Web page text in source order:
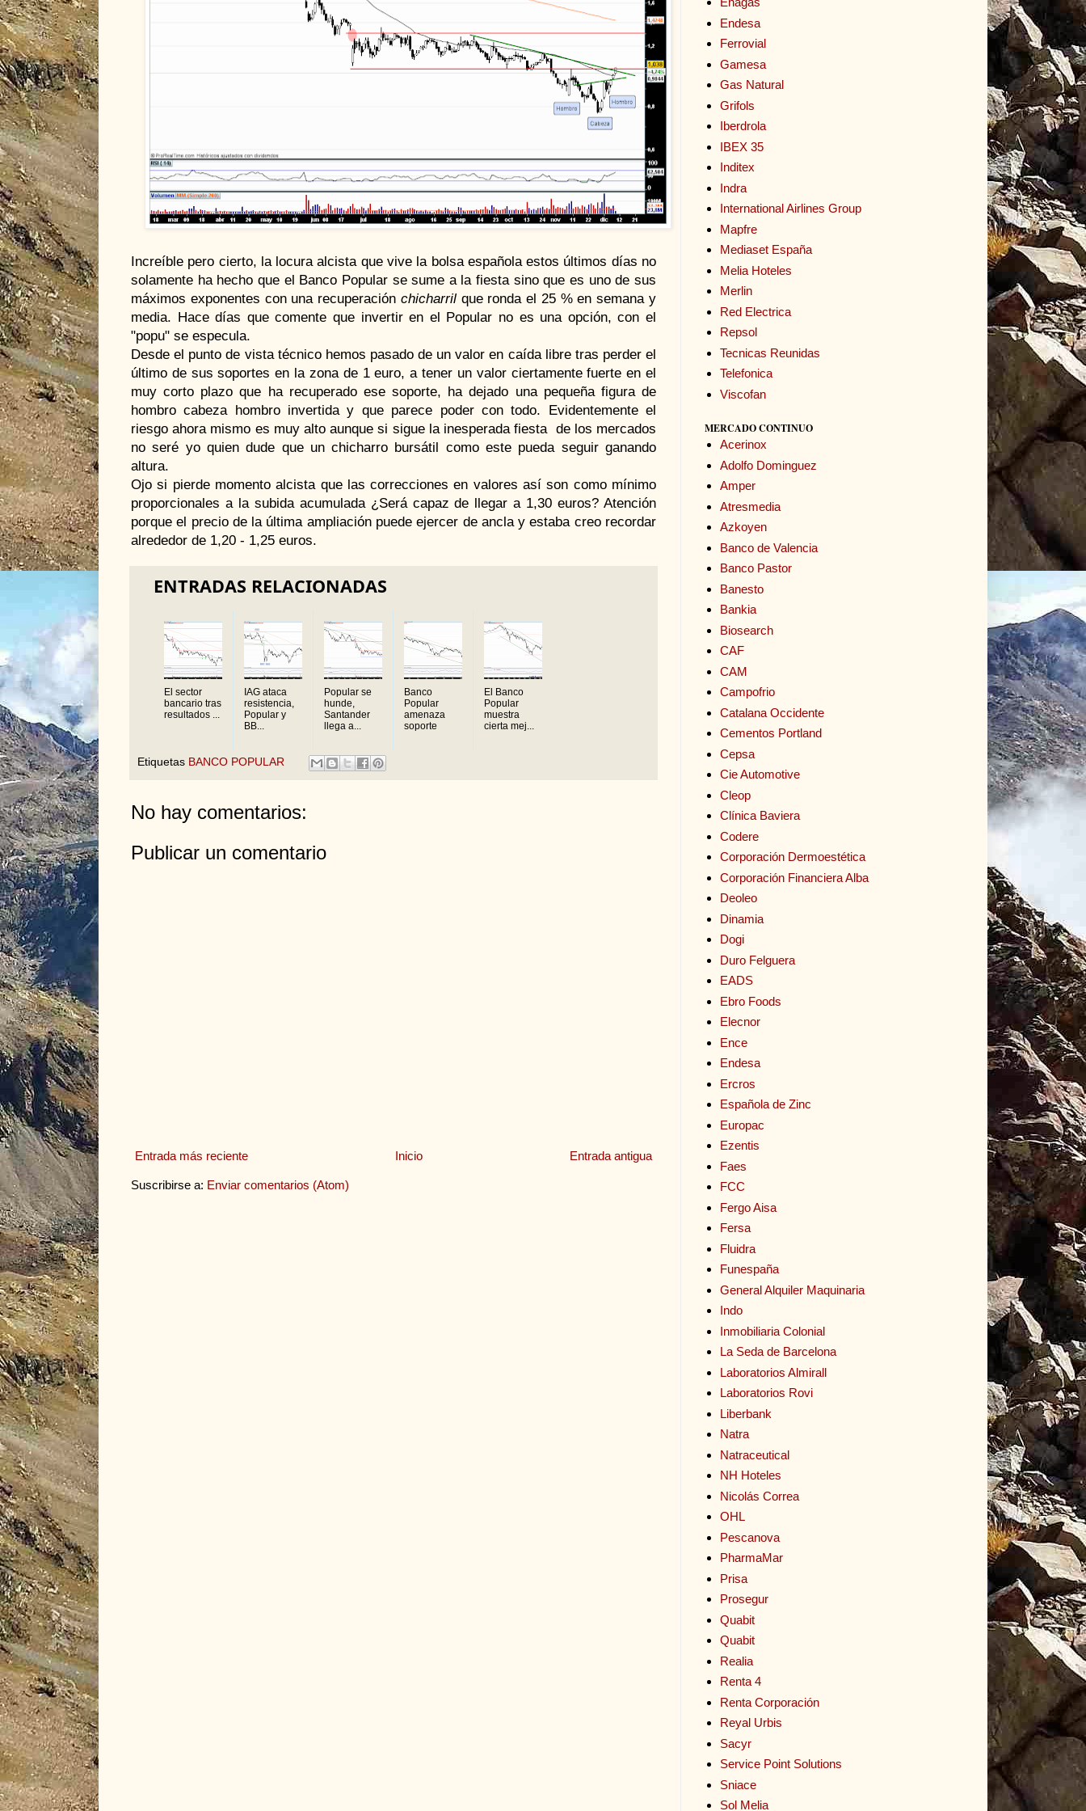
Increíble pero cierto, la locura alcista que vive la bolsa española estos últimos días no
solamente ha hecho que el Banco Popular se sume a la fiesta sino que es uno de sus
máximos exponentes con una recuperación chicharrilque ronda el 25 % en semana y
media. Hace días que comente que invertir en el Popular no es una opción, con el
"popu" se especula.
Desde el punto de vista técnico hemos pasado de un valor en caída libre tras perder el
último de sus soportes en la zona de 1 euro, a tener un valor ciertamente fuerte en el
muy corto plazo que ha recuperado ese soporte, ha dejado una pequeña figura de
hombro cabeza hombro invertida y que parece poder con todo. Evidentemente el
riesgo ahora mismo es muy alto aunque si sigue la inesperada fiesta de los mercados
no seré yo quien dude que un chicharro bursátil como este pueda seguir ganando
altura.
Ojo si pierde momento alcista que las correcciones en valores así son como mínimo
proporcionales a la subida acumulada ¿Será capaz de llegar a 1,30 euros? Atención
porque el precio de la última ampliación puede ejercer de ancla y estaba creo recordar
alrededor de 1,20 - 1,25 euros.
ENTRADAS RELACIONADAS
El sector
bancario tras
resultados ...
IAG ataca
resistencia,
Popular y
BB...
Popular se
hunde,
Santander
llega a...
Banco
Popular
amenaza
soporte
El Banco
Popular
muestra
cierta mej...
Etiquetas BANCO POPULAR
No hay comentarios:
Publicar un comentario
Entrada más reciente Entrada antigua
Inicio
Suscribirse a: Enviar comentarios (Atom)
Endesa
Ferrovial
Gamesa
Gas Natural
Grifols
Iberdrola
IBEX 35
Inditex
Indra
International Airlines Group
Mapfre
Mediaset España
Melia Hoteles
Merlin
Red Electrica
Repsol
Tecnicas Reunidas
Telefonica
Viscofan
MERCADO CONTINUO
Acerinox
Adolfo Dominguez
Amper
Atresmedia
Azkoyen
Banco de Valencia
Banco Pastor
Banesto
Bankia
Biosearch
CAF
CAM
Campofrio
Catalana Occidente
Cementos Portland
Cepsa
Cie Automotive
Cleop
Clínica Baviera
Codere
Corporación Dermoestética
Corporación Financiera Alba
Deoleo
Dinamia
Dogi
Duro Felguera
EADS
Ebro Foods
Elecnor
Ence
Endesa
Ercros
Española de Zinc
Europac
Ezentis
Faes
FCC
Fergo Aisa
Fersa
Fluidra
Funespaña
General Alquiler Maquinaria
Indo
Inmobiliaria Colonial
La Seda de Barcelona
Laboratorios Almirall
Laboratorios Rovi
Liberbank
Natra
Natraceutical
NH Hoteles
Nicolás Correa
OHL
Pescanova
PharmaMar
Prisa
Prosegur
Quabit
Quabit
Realia
Renta 4
Renta Corporación
Reyal Urbis
Sacyr
Service Point Solutions
Sniace
Sol Melia